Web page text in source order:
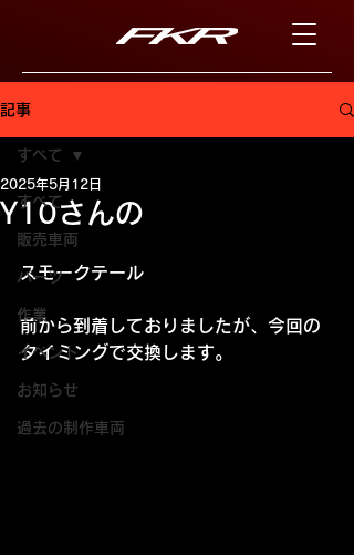
記事
すべて
販売車両
パーツ
作業
イベント
お知らせ
過去の制作車両
すべて
Y10さんの
2025年5月12日
スモークテール
前から到着しておりましたが、今回の
タイミングで交換します。